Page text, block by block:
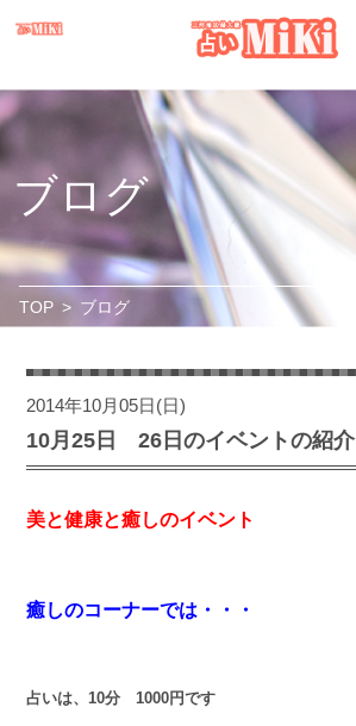
ブログ
TOP > ブログ
2014年10月05日(日)
10月25日 26日のイベントの紹介
美と健康と癒しのイベント
癒しのコーナーでは・・・
占いは、10分 1000円です